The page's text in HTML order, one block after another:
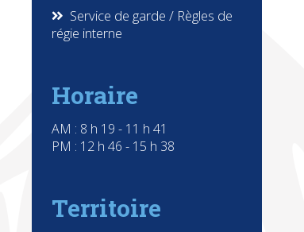
Service de garde / Règles de
régie interne
Horaire
AM : 8 h 19 - 11 h 41
PM : 12 h 46 - 15 h 38
Territoire